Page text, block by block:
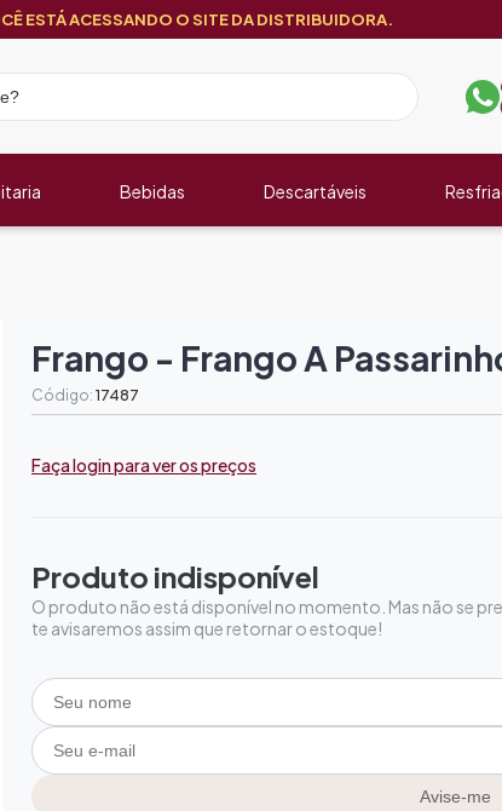
ESTÁ ACESSANDO O SITE DA DISTRIBUIDORA.
Bebidas Descartáveis
Frango - Frango A
Código: 17487
Faça login para ver os preços
Produto indisponível
O produto não está disponível no momento. Mas não se
te avisaremos assim que retornar o estoque!
Avise-me